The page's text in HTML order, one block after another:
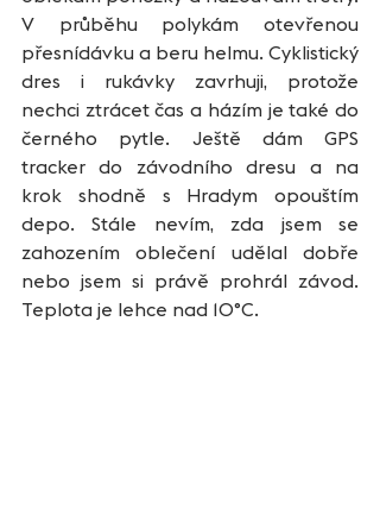
V průběhu polykám otevřenou
přesnídávku a beru helmu. Cyklistický
dres i rukávky zavrhuji, protože
nechci ztrácet čas a házím je také do
černého pytle. Ještě dám GPS
tracker do závodního dresu a na
krok shodně s Hradym opouštím
depo. Stále nevím, zda jsem se
zahozením oblečení udělal dobře
nebo jsem si právě prohrál závod.
Teplota je lehce nad 10°C.